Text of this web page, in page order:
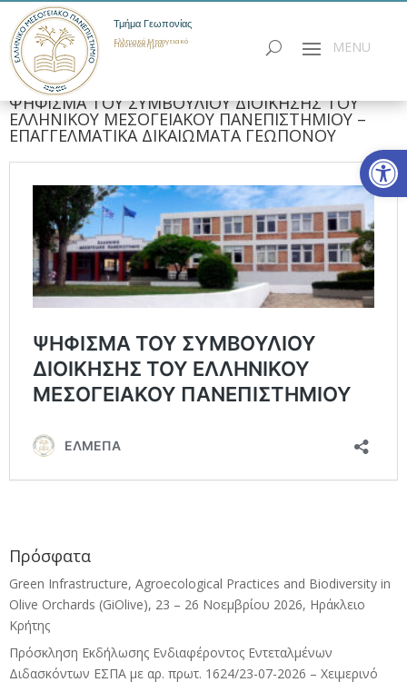
Τμήμα Γεωπονίας
Ελληνικό Μεσογειακό
Πανεπιστήμιο
ΨΗΦΙΣΜΑ ΤΟΥ ΣΥΜΒΟΥΛΙΟΥ ΔΙΟΙΚΗΣΗΣ ΤΟΥ
ΕΛΛΗΝΙΚΟΥ ΜΕΣΟΓΕΙΑΚΟΥ ΠΑΝΕΠΙΣΤΗΜΙΟΥ –
ΕΠΑΓΓΕΛΜΑΤΙΚΑ ΔΙΚΑΙΩΜΑΤΑ ΓΕΩΠΟΝΟΥ
Πρόσφατα
Green Infrastructure, Agroecological Practices and Biodiversity in
Olive Orchards (GiOlive), 23 – 26 Νοεμβρίου 2026, Ηράκλειο
Κρήτης
Πρόσκληση Εκδήλωσης Ενδιαφέροντος Εντεταλμένων
Διδασκόντων ΕΣΠΑ με αρ. πρωτ. 1624/23-07-2026 – Χειμερινό